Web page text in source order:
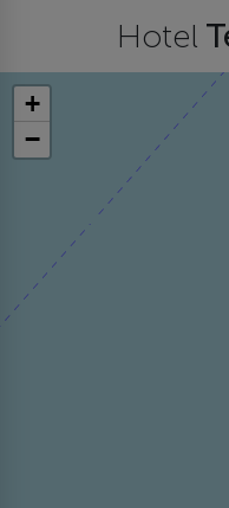
Hotel
+
−